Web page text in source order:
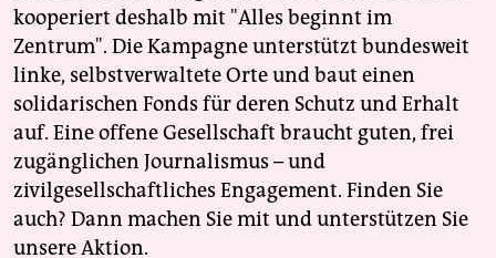
kooperiert deshalb mit "Alles beginnt im
Zentrum". Die Kampagne unterstützt bundesweit
linke, selbstverwaltete Orte und baut einen
solidarischen Fonds für deren Schutz und Erhalt
auf. Eine offene Gesellschaft braucht guten, frei
zugänglichen Journalismus – und
zivilgesellschaftliches Engagement. Finden Sie
auch? Dann machen Sie mit und unterstützen Sie
unsere Aktion.